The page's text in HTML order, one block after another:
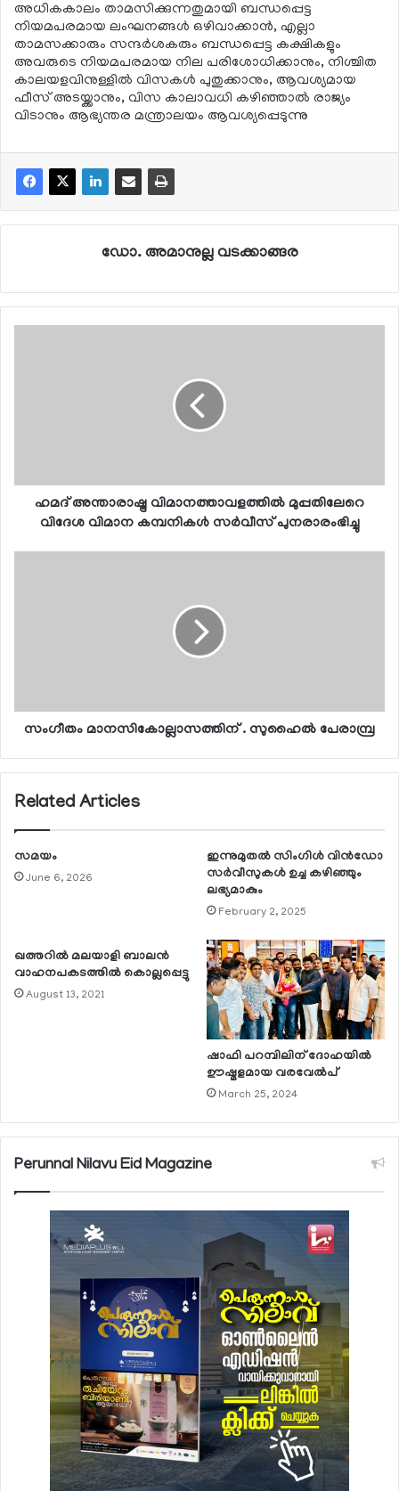
അധികകാലം താമസിക്കുന്നതുമായി ബന്ധപ്പെട്ട
നിയമപരമായ ലംഘനങ്ങള്‍ ഒഴിവാക്കാന്‍, എല്ലാ
താമസക്കാരും സന്ദര്‍ശകരും ബന്ധപ്പെട്ട കക്ഷികളും
അവരുടെ നിയമപരമായ നില പരിശോധിക്കാനും, നിശ്ചിത
കാലയളവിനുള്ളില്‍ വിസകള്‍ പുതുക്കാനും, ആവശ്യമായ
ഫീസ് അടയ്ക്കാനും, വിസ കാലാവധി കഴിഞ്ഞാല്‍ രാജ്യം
വിടാനും ആഭ്യന്തര മന്ത്രാലയം ആവശ്യപ്പെടുന്നു
ഡോ. അമാനുല്ല വടക്കാങ്ങര
ഹമദ് അന്താരാഷ്ട്ര വിമാനത്താവളത്തില്‍ മുപ്പതിലേറെ
വിദേശ വിമാന കമ്പനികള്‍ സര്‍വീസ് പുനരാരംഭിച്ചു
സംഗീതം മാനസികോല്ലാസത്തിന് . സുഹൈല്‍ പേരാമ്പ്ര
Related Articles
സമയം
June 6, 2026
ഇന്നുമുതല്‍ സിംഗിള്‍ വിന്‍ഡോ
സര്‍വീസുകള്‍ ഉച്ച കഴിഞ്ഞും
ലഭ്യമാകും
February 2, 2025
ഖത്തറില്‍ മലയാളി ബാലന്‍
വാഹനപകടത്തില്‍ കൊല്ലപ്പെട്ടു
August 13, 2021
ഷാഫി പറമ്പിലിന് ദോഹയില്‍
ഊഷ്മളമായ വരവേല്‍പ്
March 25, 2024
Perunnal Nilavu Eid Magazine